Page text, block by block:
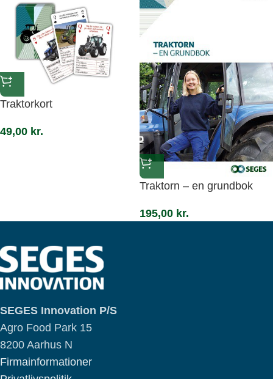
Traktorkort
49,00 kr.
Traktorn – en grundbok
195,00 kr.
SEGES Innovation P/S
Agro Food Park 15
8200 Aarhus N
Firmainformationer